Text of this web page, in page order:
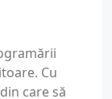
Cu
care să